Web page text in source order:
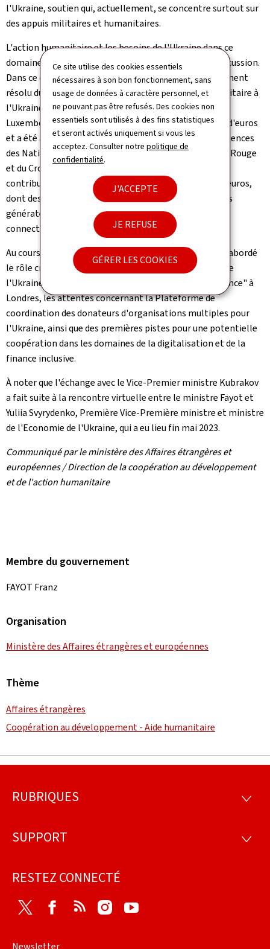
Ce site utilise des cookies essentiels
nécessaires à son bon fonctionnement, sans
usage de données à caractère personnel, et
ne pouvant pas être refusés. Des cookies non
essentiels sont utilisés à des fins statistiques
et seront activés uniquement si vous les
acceptez. Consulter notrepolitique de
confidentialité.
J'ACCEPTE
JE REFUSE
GÉRER LES COOKIES
l'Ukraine, soutien qui, actuellement, se concentre surtout sur
des appuis militaires et humanitaires.
L'action humanitaire et les besoins de l'Ukraine dans ce
domaine figuraient également parmi les points de discussion.
Dans ce contexte, le ministre Fayot a réitéré l'engagement
résolu du Luxembourg à poursuivre son soutien humanitaire à
l'Ukraine. À ce jour, la contribution humanitaire du
Luxembourg à l'Ukraine s'élève à plus de 11,5 millions d'euros
et a été apportée par l'intermédiaire d'un nombre d'agences
des Nations unies, d'ONG et du Mouvement de la Croix-Rouge
et du Croissant-Rouge. A ces appuis s'ajoutent des
contributions en nature d'une valeur de 7,8 millions d'euros,
dont des équipements médicaux, des médicaments, des
générateurs et du matériel pour fournir des services de
connectivité.
Au cours des discussions, les ministres ont également abordé
le rôle crucial du secteur privé dans la reconstruction de
l'Ukraine, les résultats de l'"Ukraine Recovery Conference" à
Londres, les attentes concernant la Plateforme de
coordination des donateurs d'organisations multiples pour
l'Ukraine, ainsi que des premières pistes pour une potentielle
coopération dans les domaines de la digitalisation et de la
finance inclusive.
À noter que l'échange avec le Vice-Premier ministre Kubrakov
a fait suite à la rencontre virtuelle entre le ministre Fayot et
Yuliia Svyrydenko, Première Vice-Première ministre et ministre
de l'Economie de l'Ukraine, qui a eu lieu fin mai 2023.
Communiqué par le ministère des Affaires étrangères et
européennes / Direction de la coopération au développement
et de l'action humanitaire
Membre du gouvernement
FAYOT Franz
Organisation
Ministère des Affaires étrangères et européennes
Thème
Affaires étrangères
Coopération au développement - Aide humanitaire
Pied
page
RUBRIQUES
SUPPORT
RESTEZ CONNECTÉ
Twitter Facebook
RSS Instagram
Newsletter